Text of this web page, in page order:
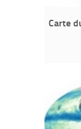
Carte